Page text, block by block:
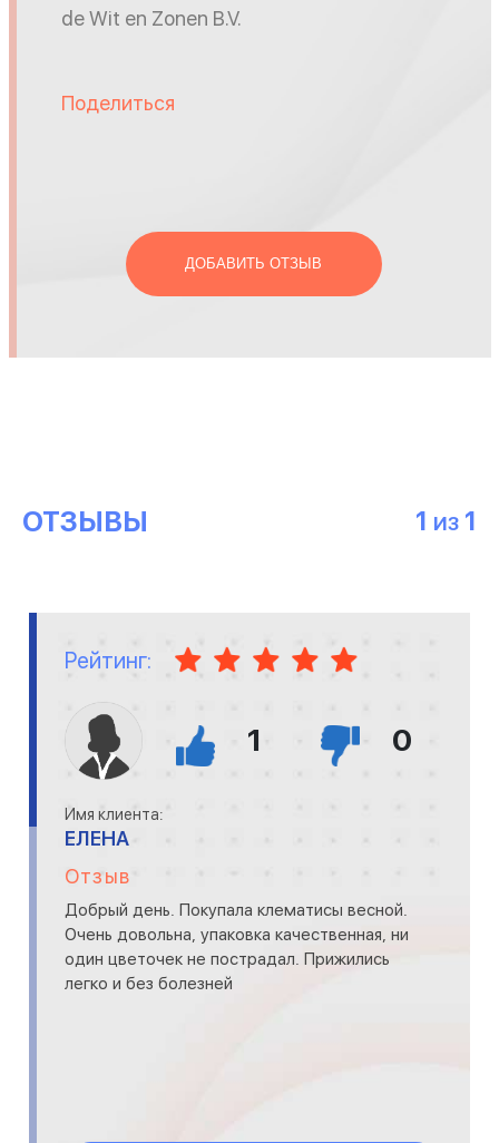
de Wit en Zonen B.V.
Поделиться
ДОБАВИТЬ ОТЗЫВ
ОТЗЫВЫ 1 ИЗ 1
Рейтинг:
1 0
Имя клиента:
ЕЛЕНА
Отзыв
Добрый день. Покупала клематисы весной.
Очень довольна, упаковка качественная, ни
один цветочек не пострадал. Прижились
легко и без болезней